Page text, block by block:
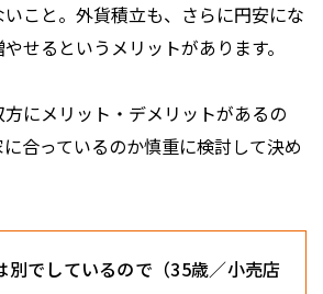
こと。外貨積立も、さらに円安にな
せるというメリットがあります。
にメリット・デメリットがあるの
合っているのか慎重に検討して決め
でしているので（35歳／小売店